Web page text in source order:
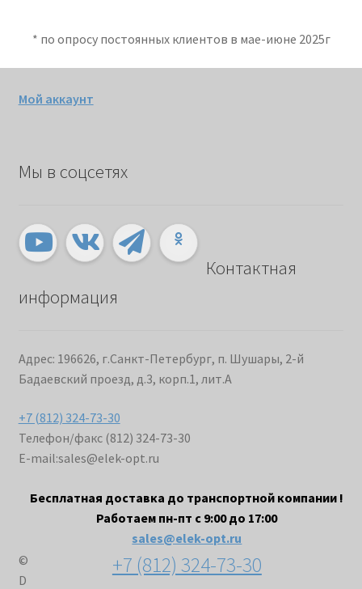
* по опросу постоянных клиентов в мае-июне 2025г
Мой аккаунт
Мы в соцсетях
Контактная
информация
Адрес: 196626, г.Санкт-Петербург, п. Шушары, 2-й
Бадаевский проезд, д.3, корп.1, лит.А
+7 (812) 324-73-30
Телефон/факс (812) 324-73-30
E-mail:sales@elek-opt.ru
Бесплатная доставка до транспортной компании !
Работаем пн-пт с 9:00 до 17:00
sales@elek-opt.ru
+7 (812) 324-73-30
©
D